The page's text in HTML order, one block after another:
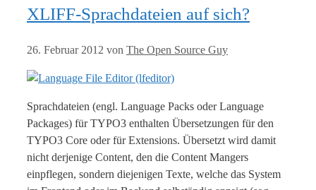
XLIFF-Sprachdateien auf sich?
26. Februar 2012 von The Open Source Guy
Sprachdateien (engl. Language Packs oder Language
Packages) für TYPO3 enthalten Übersetzungen für den
TYPO3 Core oder für Extensions. Übersetzt wird damit
nicht derjenige Content, den die Content Mangers
einpflegen, sondern diejenigen Texte, welche das System